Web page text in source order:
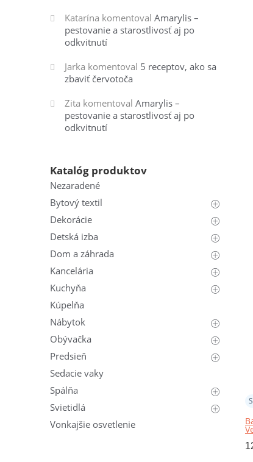
Katarína komentoval Amarylis –
pestovanie a starostlivosť aj po
odkvitnutí
Jarka komentoval 5 receptov, ako sa
zbaviť červotoča
Zita komentoval Amarylis –
pestovanie a starostlivosť aj po
odkvitnutí
Katalóg produktov
Nezaradené
Bytový textil
Dekorácie
Detská izba
Dom a záhrada
Kancelária
Kuchyňa
Kúpelňa
Nábytok
Obývačka
Predsieň
Sedacie vaky
Spálňa
Svietidlá
Vonkajšie osvetlenie